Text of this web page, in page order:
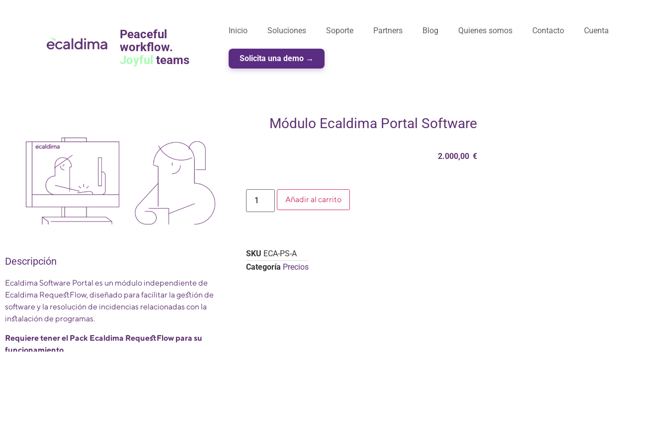
Peaceful
workflow.
Joyful teams
Inicio Soluciones Soporte Partners Blog Quienes somos Contacto Cuenta
Solicita una demo →
Descripción
Ecaldima Software Portal es un módulo independiente de
Ecaldima RequestFlow, diseñado para facilitar la gestión de
software y la resolución de incidencias relacionadas con la
instalación de programas.
Requiere tener el Pack Ecaldima RequestFlow para su
funcionamiento.
Módulo Ecaldima Portal Software
2.000,00 €
Añadir al carrito
SKU ECA-PS-A
Categoría Precios